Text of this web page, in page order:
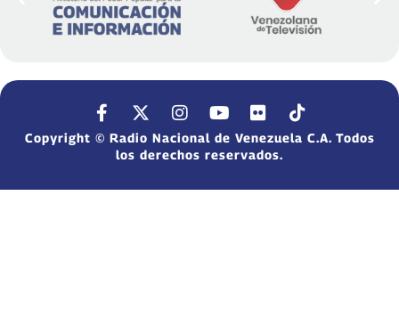
Copyright © Radio Nacional de Venezuela C.A. Todos
los derechos reservados.